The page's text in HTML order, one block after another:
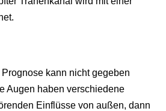
kann nicht gegeben
Augen haben verschiedene
Einflüsse von außen, dann